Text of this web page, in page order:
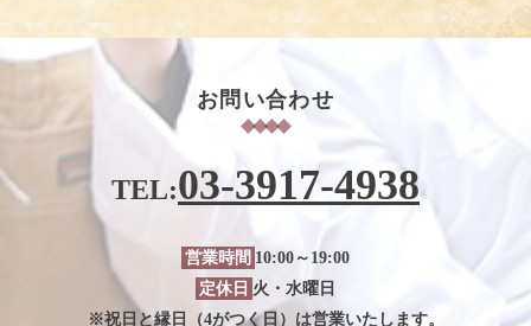
お問い合わせ
TEL:03-3917-4938
営業時間 10:00～19:00
定休日 火・水曜日
※祝日と縁日（4がつく日）は営業いたします。